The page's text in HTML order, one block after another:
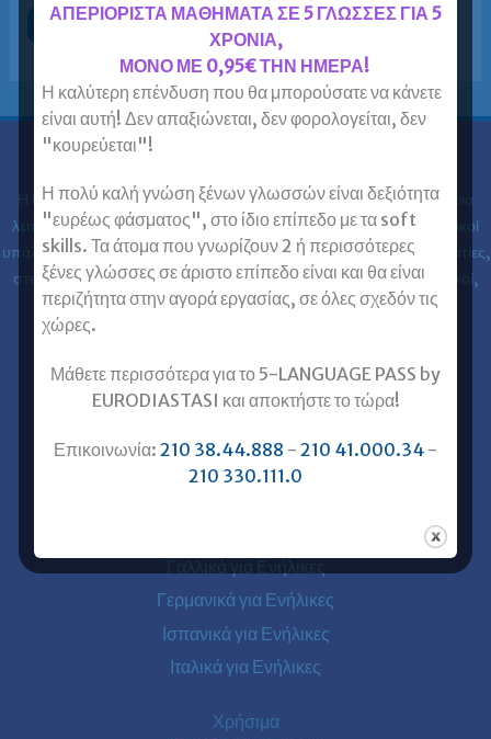
Προετοιμασία
Proficiency
–
DELE
–
DELF
–
Zertifikat
–
ΚΠΓ
σε
χρόνο-
ρεκόρ!
Περισσότερα »
Η Ευρωδιάσταση Κέντρα Ξένων Γλωσσών Ενηλίκων στα30 χρόνια
λειτουργίας της έχει εκπαιδεύσει 61.000 ενήλικες (φοιτητές, ιδιωτικοί
υπάλληλοι, δημόσιοι υπάλληλοι, στρατιωτικοί, ελεύθεροι επαγγελματίες,
στελέχη επιχειρήσεων, επαγγελματίες, ιατροί, νοσηλευτές, μηχανικοί,
κλπ) στις ξένες γλώσσες.
Ευρωδιάσταση Online Μαθήματα
Ευρωδιάσταση Πειραιάς
Γερμανικά για Ενήλικες
Ισπανικά για Ενήλικες
Ιταλικά για Ενήλικες
Χρήσιμα
ΑΠΕΡΙΟΡΙΣΤΑ ΜΑΘΗΜΑΤΑ ΣΕ 5 ΓΛΩΣΣΕΣ ΓΙΑ 5
ΧΡΟΝΙΑ,
ΜΟΝΟ ΜΕ 0,95€ ΤΗΝ ΗΜΕΡΑ!
Η καλύτερη επένδυση που θα μπορούσατε να κάνετε
είναι αυτή! Δεν απαξιώνεται, δεν φορολογείται, δεν
"κουρεύεται"!
Η πολύ καλή γνώση ξένων γλωσσών είναι δεξιότητα
"ευρέως φάσματος", στο ίδιο επίπεδο με τα soft
skills. Τα άτομα που γνωρίζουν 2 ή περισσότερες
ξένες γλώσσες σε άριστο επίπεδο είναι και θα είναι
περιζήτητα στην αγορά εργασίας, σε όλες σχεδόν τις
χώρες.
Μάθετε περισσότερα για το 5-LANGUAGE PASS by
EURODIASTASI και αποκτήστε το τώρα!
Επικοινωνία: 210 38.44.888 - 210 41.000.34 -
210 330.111.0